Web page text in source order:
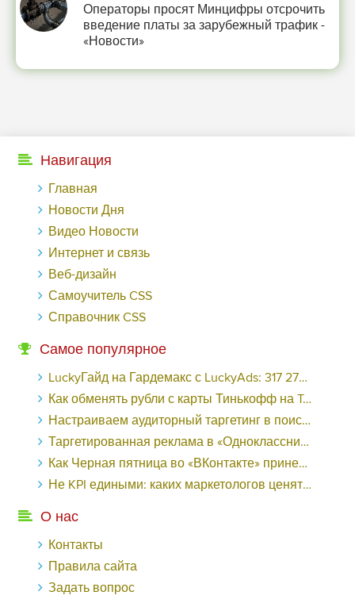
Операторы просят Минцифры отсрочить
введение платы за зарубежный трафик -
«Новости»
Навигация
Главная
Новости Дня
Видео Новости
Интернет и связь
Веб-дизайн
Самоучитель CSS
Справочник CSS
Самое популярное
LuckyГайд на Гардемакс с LuckyAds: 317 279 рублей за 10 дней - «Надо знать»
Как обменять рубли с карты Тинькофф на Tether ERC20 (USDT)?
Настраиваем аудиторный таргетинг в поисковой кампании Google Ads - «Заработок»
Таргетированная реклама в «Одноклассниках»: как ее настроить и нужно ли - «Заработок»
Как Черная пятница во «ВКонтакте» принесла магазину подарков 221 продажу по цене 38 рублей - «Заработок»
Не KPI едиными: каких маркетологов ценят - «Заработок»
О нас
Контакты
Правила сайта
Задать вопрос